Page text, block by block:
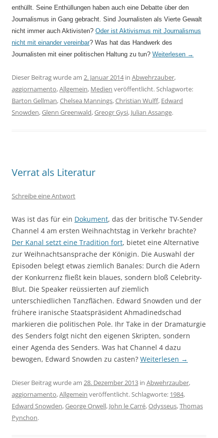
enthüllt. Seine Enthüllungen haben auch eine Debatte über den
Journalismus in Gang gebracht. Sind Journalisten als Vierte Gewalt
nicht immer auch Aktivisten? Oder ist Aktivismus mit Journalismus
nicht mit einander vereinbar? Was hat das Handwerk des
Journalisten mit einer politischen Haltung zu tun? Weiterlesen →
Dieser Beitrag wurde am 2. Januar 2014in Abwehrzauber,
aggiornamento,Allgemein, Medien veröffentlicht. Schlagworte:
Barton Gellman,Chelsea Mannings,Christian Wulff, Edward
Snowden,Glenn Greenwald,Greogr Gysi, Julian Assange.
Verrat als Literatur
Schreibe eine Antwort
Was ist das für ein Dokument, das der britische TV-Sender
Channel 4 am ersten Weihnachtstag in Verkehr brachte?
Der Kanal setzt eine Tradition fort, bietet eine Alternative
zur Weihnachtsansprache der Königin. Die Auswahl der
Episoden belegt etwas ziemlich Banales: Durch die Adern
der Konkurrenz fließt kein blaues, sondern bloß Celebrity-
Blut. Die Speaker reüssierten auf ziemlich
unterschiedlichen Tanzflächen. Edward Snowden und der
frühere iranische Staatspräsident Ahmadinedschad
markieren die politischen Pole. Ihr Take in der Dramaturgie
des Senders folgt nicht den eigenen Skripten, sondern
einer Agenda des Senders. Was hat Channel 4 dazu
bewogen, Edward Snowden zu casten? Weiterlesen →
Dieser Beitrag wurde am 28. Dezember 2013 in Abwehrzauber,
aggiornamento,Allgemein veröffentlicht. Schlagworte: 1984,
Edward Snowden,George Orwell, John le Carré,Odysseus,Thomas
Pynchon.